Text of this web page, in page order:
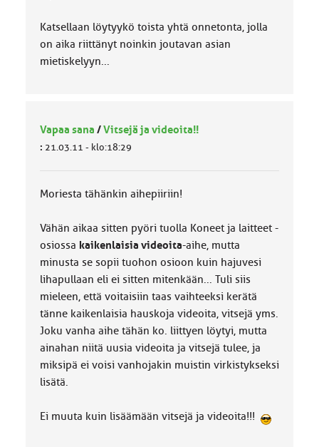
Katsellaan löytyykö toista yhtä onnetonta, jolla
on aika riittänyt noinkin joutavan asian
mietiskelyyn...
Vapaa sana /Vitsejä ja videoita!!
: 21.03.11 - klo:18:29
Moriesta tähänkin aihepiiriin!
Vähän aikaa sitten pyöri tuolla Koneet ja laitteet -
osiossa kaikenlaisia videoita-aihe, mutta
minusta se sopii tuohon osioon kuin hajuvesi
lihapullaan eli ei sitten mitenkään... Tuli siis
mieleen, että voitaisiin taas vaihteeksi kerätä
tänne kaikenlaisia hauskoja videoita, vitsejä yms.
Joku vanha aihe tähän ko. liittyen löytyi, mutta
ainahan niitä uusia videoita ja vitsejä tulee, ja
miksipä ei voisi vanhojakin muistin virkistykseksi
lisätä.
Ei muuta kuin lisäämään vitsejä ja videoita!!!